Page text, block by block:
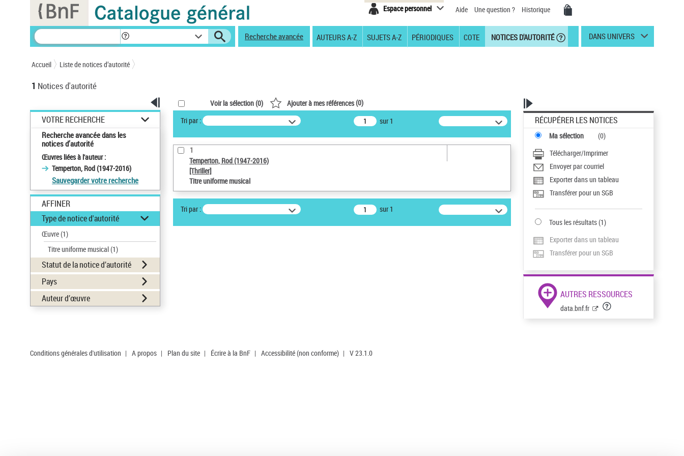
Espace personnel Aide Une question ? Historique
Recherche avancée AUTEURS A-Z SUJETS A-Z PÉRIODIQUES COTE NOTICES D'AUTORITÉ DANS UNIVERS
Accueil Liste de notices d’autorité
1 Notices d'autorité
VOTRE RECHERCHE
Recherche avancée dans les
notices d’autorité
Œuvres liées à l'auteur :
Temperton, Rod (1947-2016)
Sauvegarder votre recherche
AFFINER
Type de notice d'autorité
Œuvre(1)
Titre uniforme musical(1)
Statut de la notice d’autorité
Pays
Auteur d’œuvre
Voir la sélection (0) Ajouter à mes références(0)
Tri par :
sur 1
1
Temperton, Rod (1947-2016)
[Thriller]
Titre uniforme musical
Tri par : sur 1
RÉCUPÉRER LES NOTICES
Ma sélection (0)
Télécharger/Imprimer
Envoyer par courriel
Exporter dans un tableau
Transférer pour un SGB
Tous les résultats(1)
Exporter dans un tableau
Transférer pour un SGB
AUTRES RESSOURCES
data.bnf.fr
Conditions générales d'utilisation | A propos | Plan du site | Écrire à la BnF | Accessibilité (non conforme) | V 23.1.0
Panneau de gestion des cookies